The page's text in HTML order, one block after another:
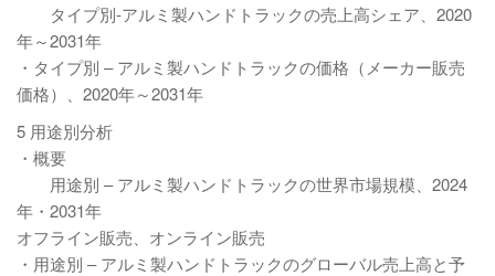
タイプ別-アルミ製ハンドトラックの売上高シェア、2020
年～2031年
・タイプ別 – アルミ製ハンドトラックの価格（メーカー販売
価格）、2020年～2031年
5 用途別分析
・概要
用途別 – アルミ製ハンドトラックの世界市場規模、2024
年・2031年
オフライン販売、オンライン販売
・用途別 – アルミ製ハンドトラックのグローバル売上高と予